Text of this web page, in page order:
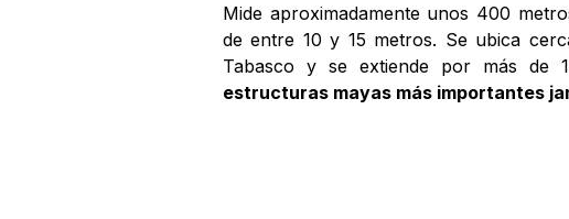
Mide aproximadamente unos 400
de entre 10 y 15 metros. Se ubica
Tabasco y se extiende por más de
estructuras mayas más importantes